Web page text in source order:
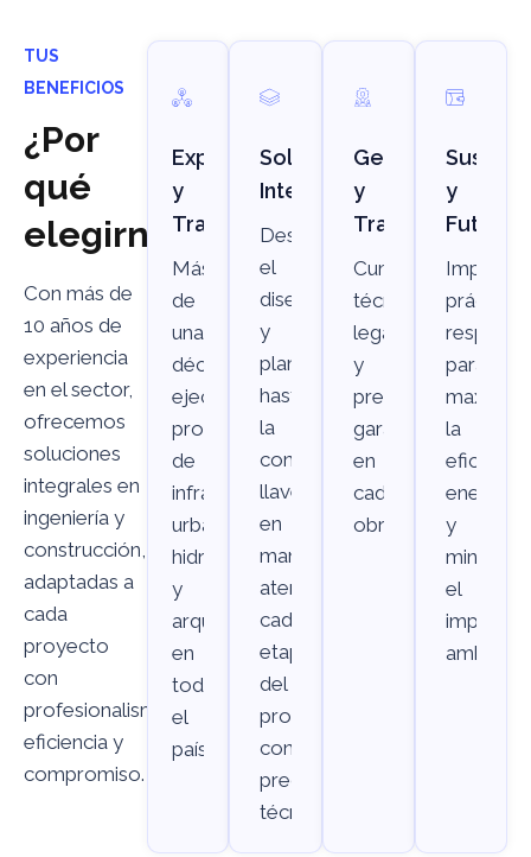
TUS
BENEFICIOS
¿Por
qué
elegirnos?
Con más de
10 años de
experiencia
en el sector,
ofrecemos
soluciones
integrales en
ingeniería y
construcción,
adaptadas a
cada
proyecto
con
profesionalismo,
eficiencia y
compromiso.
Experiencia
y
Trayectoria
Más
de
una
década
ejecutando
proyectos
de
infraestructura
urbana,
hidráulicos
y
arquitectónicos
en
todo
el
país.
Soluciones
Integrales
Desde
el
diseño
y
planeación
hasta
la
construcción
llave
en
mano,
atendemos
cada
etapa
del
proyecto
con
precisión
técnica.
Gestión
y
Transparencia
Cumplimiento
técnico,
legal
y
presupuestario
garantizado
en
cada
obra.
y
Futuro
prácticas
para
la
eficiencia
y
minimizar
el
impacto